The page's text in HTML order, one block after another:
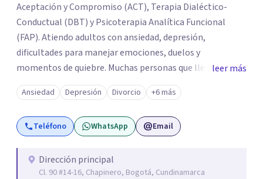
Aceptación y Compromiso (ACT), Terapia Dialéctico-
Conductual (DBT) y Psicoterapia Analítica Funcional
(FAP). Atiendo adultos con ansiedad, depresión,
dificultades para manejar emociones, duelos y
momentos de quiebre. Muchas personas que llegan a
consulta no solo cargan con un síntoma: sienten que sus
propias reacciones emocionales les complican más la
vida. Desde ahí trabajamos. No busco eliminar el
malestar a la fuerza. Prefiero entender qué lo sostiene y
forma presencial y también online.
leer más
Ansiedad Depresión Divorcio +6 más
Teléfono WhatsApp Email
Dirección principal
Cl. 90 #14-16, Chapinero, Bogotá, Cundinamarca